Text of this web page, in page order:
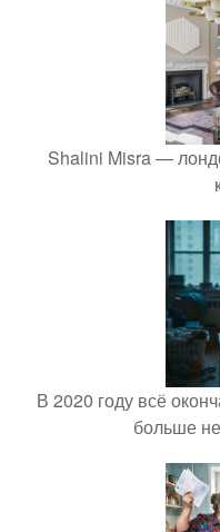
Shalini Misra —
В 2020 году всё
больше